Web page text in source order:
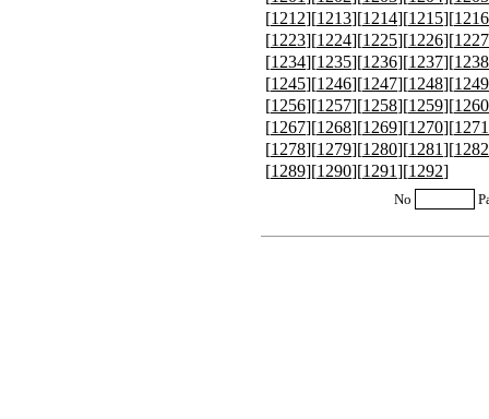
[1212][1213][1214][1215][1216
[1223][1224][1225][1226][1227
[1234][1235][1236][1237][1238
[1245][1246][1247][1248][1249
[1256][1257][1258][1259][1260
[1267][1268][1269][1270][1271
[1278][1279][1280][1281][1282
[1289][1290][1291][1292]
No